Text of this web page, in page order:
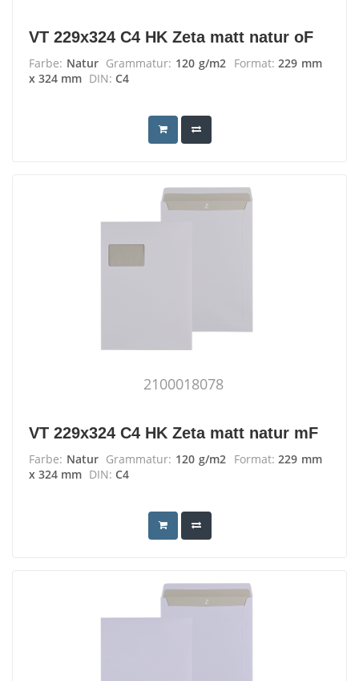
VT 229x324 C4 HK Zeta matt natur oF
Farbe: Natur Grammatur: 120 g/m2 Format:229 mm
x 324 mm DIN: C4
2100018078
VT 229x324 C4 HK Zeta matt natur mF
Farbe: Natur Grammatur: 120 g/m2 Format:229 mm
x 324 mm DIN: C4